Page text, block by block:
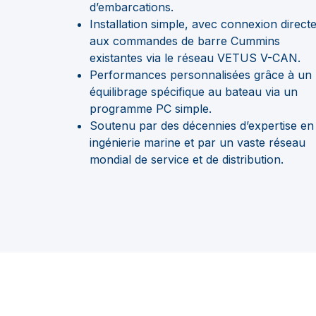
d’embarcations.
Installation simple, avec connexion directe
aux commandes de barre Cummins
existantes via le réseau VETUS V-CAN.
Performances personnalisées grâce à un
équilibrage spécifique au bateau via un
programme PC simple.
Soutenu par des décennies d’expertise en
ingénierie marine et par un vaste réseau
mondial de service et de distribution.